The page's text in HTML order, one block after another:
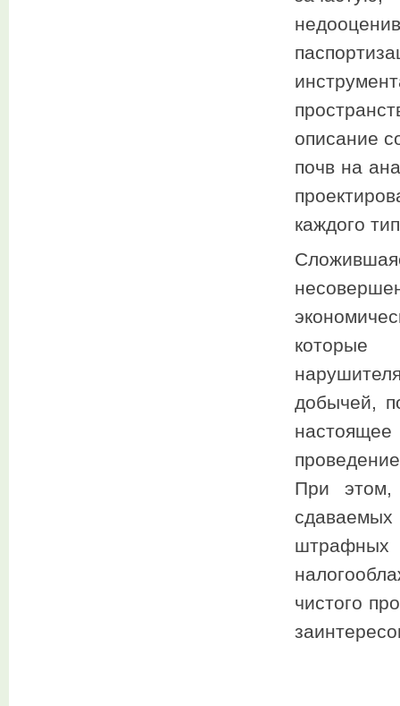
описание
почв на
каждого
которые
добычей,
При этом,
сдаваемых
штрафных
чистого